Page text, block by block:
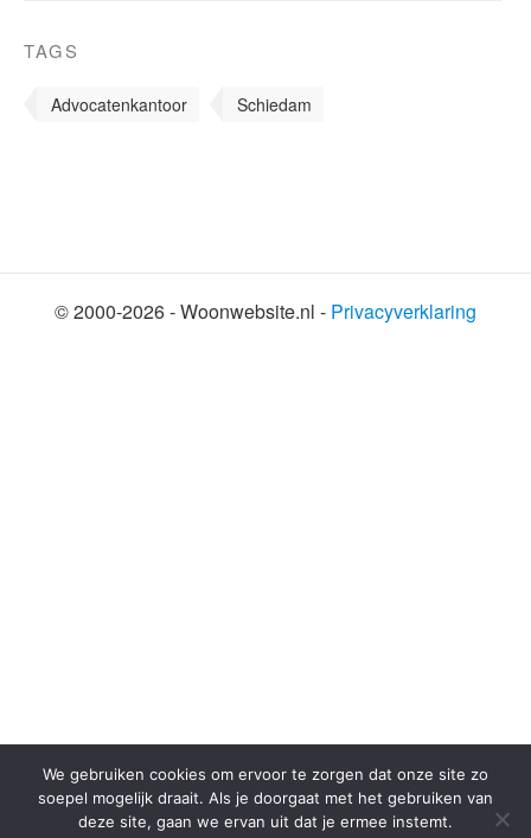
TAGS
Advocatenkantoor Schiedam
© 2000-2026 - Woonwebsite.nl - Privacyverklaring
We gebruiken cookies om ervoor te zorgen dat onze site zo
soepel mogelijk draait. Als je doorgaat met het gebruiken van
deze site, gaan we ervan uit dat je ermee instemt.